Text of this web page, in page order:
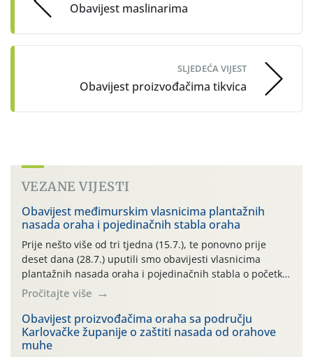
Obavijest maslinarima
SLJEDEĆA VIJEST
Obavijest proizvođačima tikvica
VEZANE VIJESTI
Obavijest međimurskim vlasnicima plantažnih
nasada oraha i pojedinačnih stabla oraha
Prije nešto više od tri tjedna (15.7.), te ponovno prije
deset dana (28.7.) uputili smo obavijesti vlasnicima
plantažnih nasada oraha i pojedinačnih stabla o početku
leta i ovogodišnjoj potrebi usmjerenog suzbijanja
orahove muhe (Rhagoletis completa)! Već dvanaest dana
traje drugi ovogodišnji “toplinski udar”, koji naročito
izražen zadnja šest dana (31.7.-05.8.), jer najviše
temperature zraka svakodnevno […]
Pročitajte više
Obavijest proizvođačima oraha sa području
Karlovačke županije o zaštiti nasada od orahove
muhe